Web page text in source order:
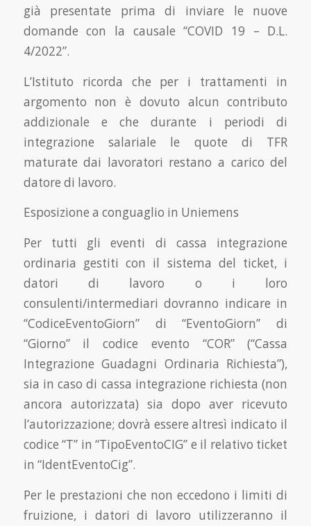
già presentate prima di inviare le nuove
domande con la causale “COVID 19 – D.L.
4/2022”.
L’Istituto ricorda che per i trattamenti in
argomento non è dovuto alcun contributo
addizionale e che durante i periodi di
integrazione salariale le quote di TFR
maturate dai lavoratori restano a carico del
datore di lavoro.
Esposizione a conguaglio in Uniemens
Per tutti gli eventi di cassa integrazione
ordinaria gestiti con il sistema del ticket, i
datori di lavoro o i loro
consulenti/intermediari dovranno indicare in
“CodiceEventoGiorn” di “EventoGiorn” di
“Giorno” il codice evento “COR” (“Cassa
Integrazione Guadagni Ordinaria Richiesta”),
sia in caso di cassa integrazione richiesta (non
ancora autorizzata) sia dopo aver ricevuto
l’autorizzazione; dovrà essere altresì indicato il
codice “T” in “TipoEventoCIG” e il relativo ticket
in “IdentEventoCig”.
Per le prestazioni che non eccedono i limiti di
fruizione, i datori di lavoro utilizzeranno il